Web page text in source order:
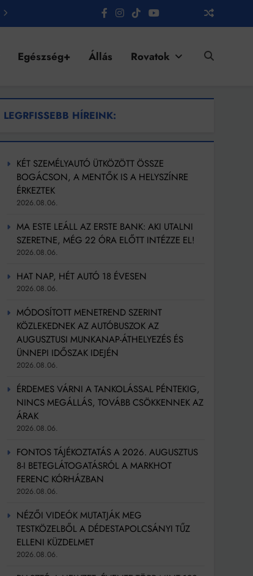
Egészség+ Állás Rovatok
LEGRFISSEBB HÍREINK:
KÉT SZEMÉLYAUTÓ ÜTKÖZÖTT ÖSSZE
BOGÁCSON, A MENTŐK IS A HELYSZÍNRE
ÉRKEZTEK
2026.08.06.
MA ESTE LEÁLL AZ ERSTE BANK: AKI UTALNI
SZERETNE, MÉG 22 ÓRA ELŐTT INTÉZZE EL!
2026.08.06.
HAT NAP, HÉT AUTÓ 18 ÉVESEN
2026.08.06.
MÓDOSÍTOTT MENETREND SZERINT
KÖZLEKEDNEK AZ AUTÓBUSZOK AZ
AUGUSZTUSI MUNKANAP-ÁTHELYEZÉS ÉS
ÜNNEPI IDŐSZAK IDEJÉN
2026.08.06.
ÉRDEMES VÁRNI A TANKOLÁSSAL PÉNTEKIG,
NINCS MEGÁLLÁS, TOVÁBB CSÖKKENNEK AZ
ÁRAK
2026.08.06.
FONTOS TÁJÉKOZTATÁS A 2026. AUGUSZTUS
8-I BETEGLÁTOGATÁSRÓL A MARKHOT
FERENC KÓRHÁZBAN
2026.08.06.
NÉZŐI VIDEÓK MUTATJÁK MEG
TESTKÖZELBŐL A DÉDESTAPOLCSÁNYI TŰZ
ELLENI KÜZDELMET
2026.08.06.